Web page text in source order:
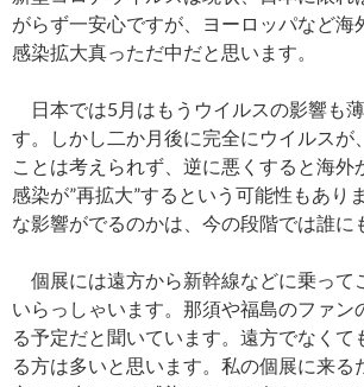
がらず一安心ですが、ヨーロッパなど海
感染拡大真っただ中だと思います。
日本では5月はもうウイルスの影響も
す。しかし二か月後に完全にウイルスが
ことは考えられず、逆に悪くすると海外
感染が”再拡大”するという可能性もあり
な影響がでるのかは、今の段階では誰に
個展には遠方から新幹線などに乗って
いらっしゃいます。那須や福島のファン
る予定だと聞いています。遠方でなくて
る方は多いと思います。私の個展に来る